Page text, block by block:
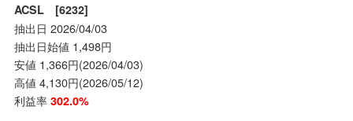
ACSL [6232]
抽出日 2026/04/03
抽出日始値 1,498円
安値 1,366円(2026/04/03)
高値 4,130円(2026/05/12)
利益率 302.0%